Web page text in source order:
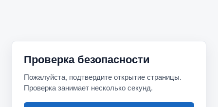
Проверка безопасности
Пожалуйста, подтвердите открытие страницы.
Проверка занимает несколько секунд.